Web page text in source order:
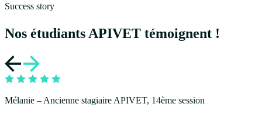
Success story
Nos étudiants APIVET témoignent !
Mélanie – Ancienne stagiaire APIVET, 14ème session